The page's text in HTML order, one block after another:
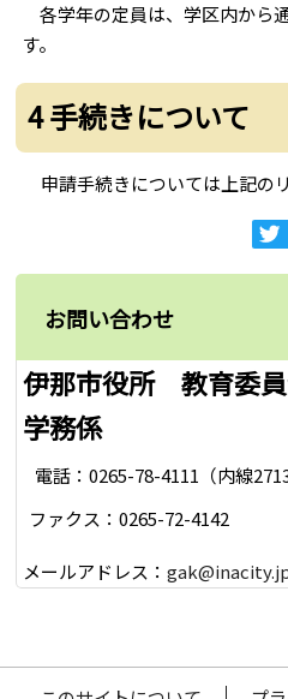
各学年の定員は、学区内から
す。
4 手続きについて
申請手続きについては上記の
お問い合わせ
伊那市役所 教育委
学務係
電話：0265-78-4111（内線2713
ファクス：0265-72-4142
メールアドレス：